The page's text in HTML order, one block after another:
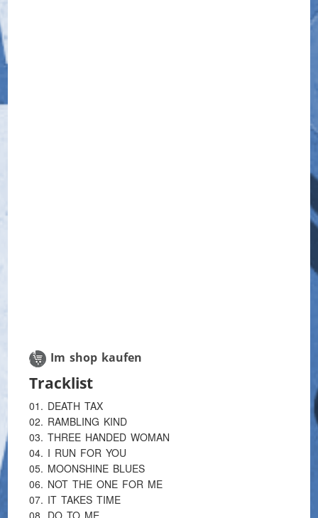
Im shop kaufen
Tracklist
01. DEATH TAX
02. RAMBLING KIND
03. THREE HANDED WOMAN
04. I RUN FOR YOU
05. MOONSHINE BLUES
06. NOT THE ONE FOR ME
07. IT TAKES TIME
08. DO TO ME